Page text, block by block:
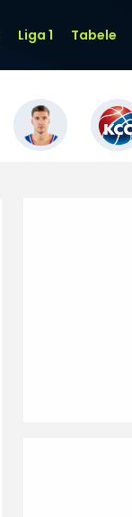
Liga 1 Tabele